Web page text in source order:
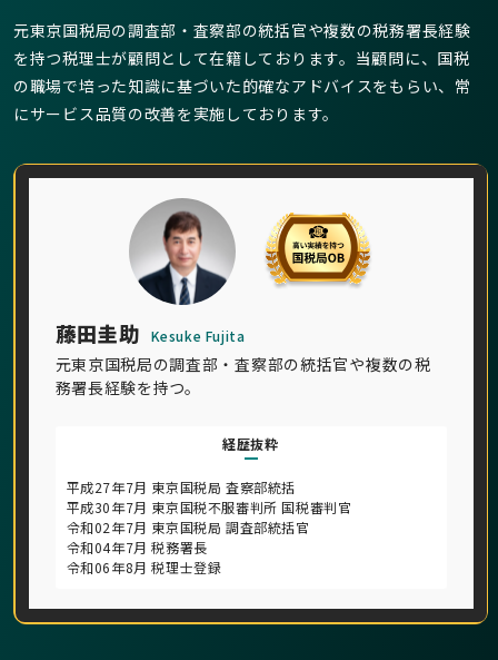
藤田圭助 Kesuke Fujita
元東京国税局の調査部・査察部の統括官や複数の税
務署長経験を持つ。
経歴抜粋
平成27年7月 東京国税局 査察部統括
平成30年7月 東京国税不服審判所 国税審判官
令和02年7月 東京国税局 調査部統括官
令和04年7月 税務署長
令和06年8月 税理士登録
元東京国税局の調査部・査察部の統括官や複数の税務署長経験
を持つ税理士が顧問として在籍しております。当顧問に、国税
の職場で培った知識に基づいた的確なアドバイスをもらい、常
にサービス品質の改善を実施しております。